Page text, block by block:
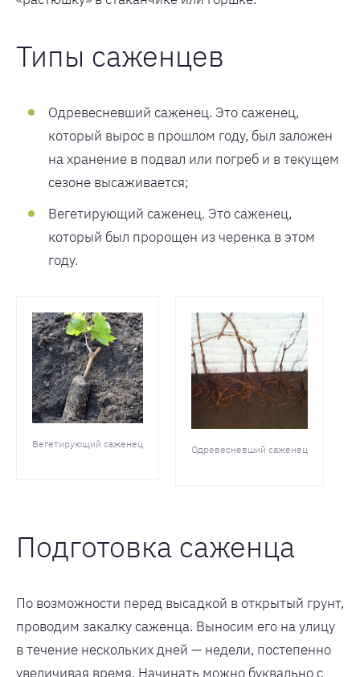
Типы саженцев
Одревесневший саженец. Это саженец,
который вырос в прошлом году, был заложен
на хранение в подвал или погреб и в текущем
сезоне высаживается;
Вегетирующий саженец. Это саженец,
который был пророщен из черенка в этом
году.
Вегетирующий саженец Одревесневший саженец
Подготовка саженца
По возможности перед высадкой в открытый грунт,
проводим закалку саженца. Выносим его на улицу
в течение нескольких дней — недели, постепенно
увеличивая время. Начинать можно буквально с